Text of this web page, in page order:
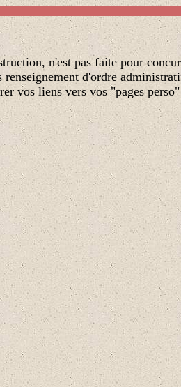
n'est pas faite pour
d'ordre
vos liens vers vos "pages